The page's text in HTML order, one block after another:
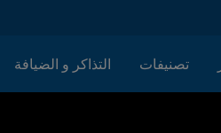
تصنيفات التذاكر و الضيافة